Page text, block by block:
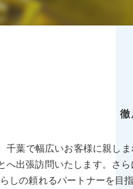
千葉で幅広いお客様に親し
へ出張訪問いたします。さ
しの頼れるパートナーを目指